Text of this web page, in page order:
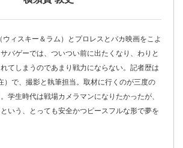
ィスキー＆ラム）とプロレスとバカ映画をこよ
バゲーでは、ついつい前に出たくなり、わりと
てしまうのであまり戦力にならない。記者歴は
）で、撮影と執筆担当。取材に行くのが三度の
学生時代は戦場カメラマンになりたかったが、
という、とっても安全かつピースフルな形で夢を